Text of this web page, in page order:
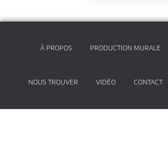
À PROPOS PRODUCTION MURALE
NOUS TROUVER VIDÉO CONTACT